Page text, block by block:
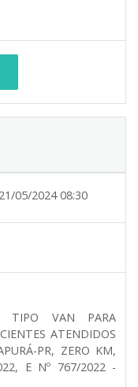
21/05/2024 08:30
TIPO VAN PARA
ATENDIDOS
PR, ZERO KM,
E Nº 767/2022 -